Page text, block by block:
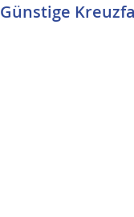
Günstige